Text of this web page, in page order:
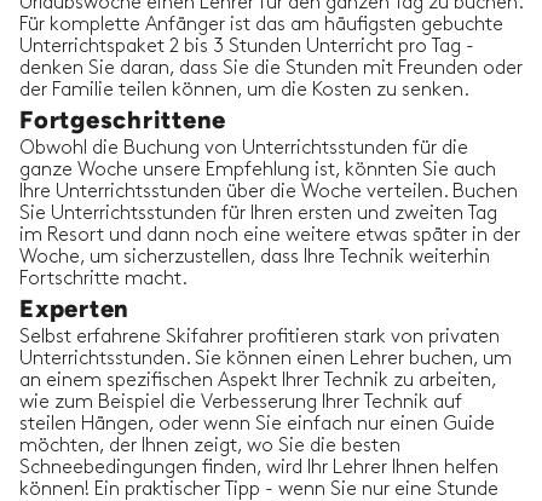
Für komplette Anfänger ist das am häufigsten gebuchte
Unterrichtspaket 2 bis 3 Stunden Unterricht pro Tag -
denken Sie daran, dass Sie die Stunden mit Freunden oder
der Familie teilen können, um die Kosten zu senken.
Fortgeschrittene
Obwohl die Buchung von Unterrichtsstunden für die
ganze Woche unsere Empfehlung ist, könnten Sie auch
Ihre Unterrichtsstunden über die Woche verteilen. Buchen
Sie Unterrichtsstunden für Ihren ersten und zweiten Tag
im Resort und dann noch eine weitere etwas später in der
Woche, um sicherzustellen, dass Ihre Technik weiterhin
Fortschritte macht.
Experten
Selbst erfahrene Skifahrer profitieren stark von privaten
Unterrichtsstunden. Sie können einen Lehrer buchen, um
an einem spezifischen Aspekt Ihrer Technik zu arbeiten,
wie zum Beispiel die Verbesserung Ihrer Technik auf
steilen Hängen, oder wenn Sie einfach nur einen Guide
möchten, der Ihnen zeigt, wo Sie die besten
Schneebedingungen finden, wird Ihr Lehrer Ihnen helfen
können! Ein praktischer Tipp - wenn Sie nur eine Stunde